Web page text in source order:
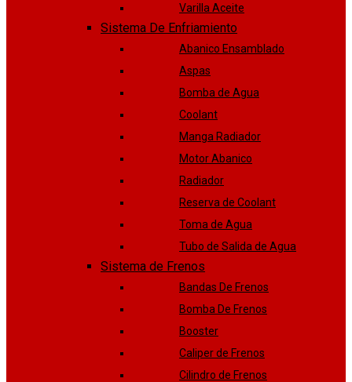
Varilla Aceite
Sistema De Enfriamiento
Abanico Ensamblado
Aspas
Bomba de Agua
Coolant
Manga Radiador
Motor Abanico
Radiador
Reserva de Coolant
Toma de Agua
Tubo de Salida de Agua
Sistema de Frenos
Bandas De Frenos
Bomba De Frenos
Booster
Caliper de Frenos
Cilindro de Frenos